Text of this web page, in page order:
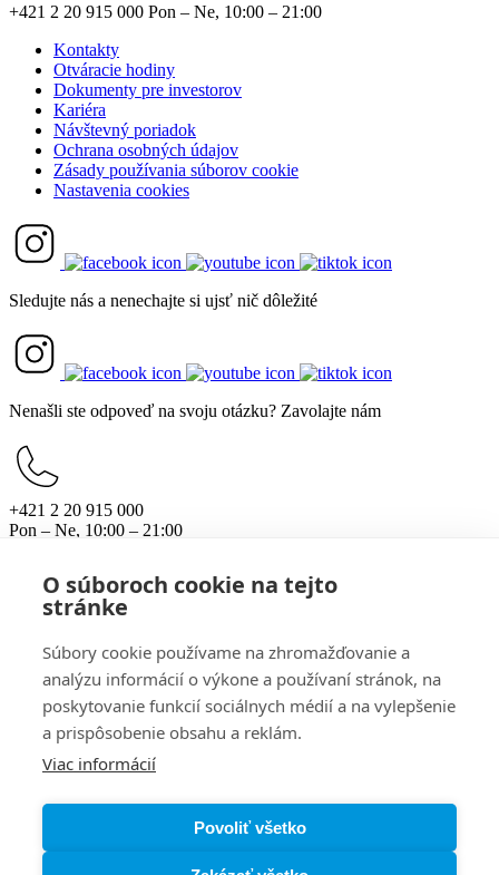
O súboroch cookie na tejto
stránke
Súbory cookie používame na zhromažďovanie a
analýzu informácií o výkone a používaní stránok, na
poskytovanie funkcií sociálnych médií a na vylepšenie
a prispôsobenie obsahu a reklám.
Viac informácií
Povoliť všetko
+421 2 20 915 000 Pon – Ne, 10:00 – 21:00
Kontakty
Otváracie hodiny
Dokumenty pre investorov
Kariéra
Návštevný poriadok
Ochrana osobných údajov
Zásady používania súborov cookie
Nastavenia cookies
Sledujte nás a nenechajte si ujsť nič dôležité
Nenašli ste odpoveď na svoju otázku? Zavolajte nám
+421 2 20 915 000
Pon – Ne, 10:00 – 21:00
Otváracie hodiny
Parkovanie
Darčeková karta
Návštevný poriadok
Pre partnerov
Dokumenty pre investorov
Kariéra
Všeobecné informácie
Kontakty
Zásady používania súborov cookie
Nastavenia cookies